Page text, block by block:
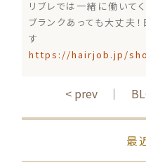
リブレでは一緒に働いて
ブランクあっても大丈夫
す
https://hairjob.jp/
< prev｜
最